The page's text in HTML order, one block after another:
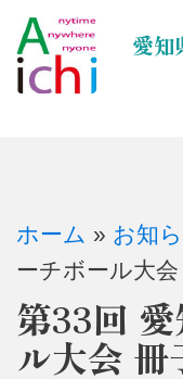
ン
テ
ス
キ
ッ
プ
愛知
ホーム » お知
ーチボール大会
第33回
ル大会 冊